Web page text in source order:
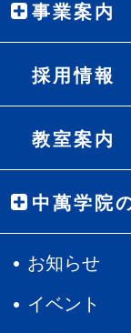
事業案内
採用情報
教室案内
中萬学院
お知らせ
イベント